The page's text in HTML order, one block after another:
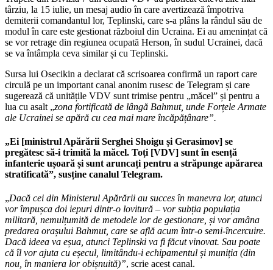
târziu, la 15 iulie, un mesaj audio în care avertizează împotriva
demiterii comandantul lor, Teplinski, care s-a plâns la rândul său de
modul în care este gestionat războiul din Ucraina. Ei au amenințat că
se vor retrage din regiunea ocupată Herson, în sudul Ucrainei, dacă
se va întâmpla ceva similar și cu Teplinski.
Sursa lui Osecikin a declarat că scrisoarea confirmă un raport care
circulă pe un important canal anonim rusesc de Telegram și care
sugerează că unitățile VDV sunt trimise pentru „măcel” și pentru a
lua cu asalt „zona fortificată de lângă Bahmut, unde Forțele Armate
ale Ucrainei se apără cu cea mai mare încăpățânare”.
„Ei [ministrul Apărării Serghei Shoigu și Gerasimov] se
pregătesc să-i trimită la măcel. Toți [VDV] sunt în esență
infanterie ușoară și sunt aruncați pentru a străpunge apărarea
stratificată”, susține canalul Telegram.
„Dacă cei din Ministerul Apărării au succes în manevra lor, atunci
vor împușca doi iepuri dintr-o lovitură – vor subția populația
militară, nemulțumită de metodele lor de gestionare, și vor amâna
predarea orașului Bahmut, care se află acum într-o semi-încercuire.
Dacă ideea va eșua, atunci Teplinski va fi făcut vinovat. Sau poate
că îl vor ajuta cu eșecul, limitându-i echipamentul și muniția (din
nou, în maniera lor obișnuită)”, scrie acest canal.